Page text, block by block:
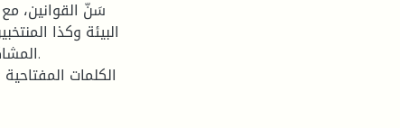
سَنّ القوانين،
البيئة وكذا
الكلمات المفتاحية